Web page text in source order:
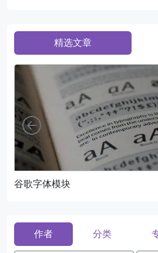
精选文章
谷歌字体模块
向左
作者 分类